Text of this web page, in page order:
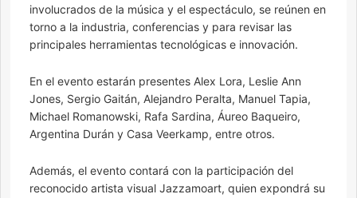
involucrados de la música y el espectáculo, se reúnen en
torno a la industria, conferencias y para revisar las
principales herramientas tecnológicas e innovación.
En el evento estarán presentes Alex Lora, Leslie Ann
Jones, Sergio Gaitán, Alejandro Peralta, Manuel Tapia,
Michael Romanowski, Rafa Sardina, Áureo Baqueiro,
Argentina Durán y Casa Veerkamp, entre otros.
Además, el evento contará con la participación del
reconocido artista visual Jazzamoart, quien expondrá su